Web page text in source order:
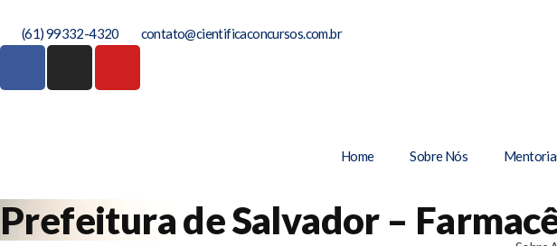
(61) 99332-4320 contato@cientificaconcursos.com.br
Home Sobre Nós
Prefeitura de Salvador –